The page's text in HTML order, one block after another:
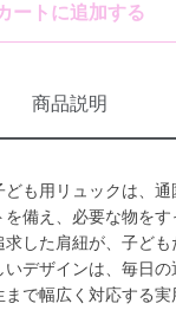
ートに追加する
商品説明
も用リュックは、通
を備え、必要な物を
した肩紐が、子ど
デザインは、毎日の
まで幅広く対応する